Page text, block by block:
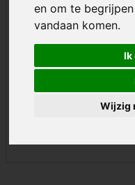
en om te
vandaan komen.
Ik
Wijzig